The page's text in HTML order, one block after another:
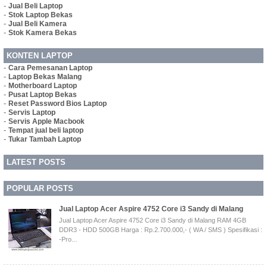
- Jual Beli Laptop
- Stok Laptop Bekas
- Jual Beli Kamera
- Stok Kamera Bekas
KONTEN LAPTOP
- Cara Pemesanan Laptop
- Laptop Bekas Malang
- Motherboard Laptop
- Pusat Laptop Bekas
- Reset Password Bios Laptop
- Servis Laptop
- Servis Apple Macbook
- Tempat jual beli laptop
- Tukar Tambah Laptop
LATEST POSTS
POPULAR POSTS
Jual Laptop Acer Aspire 4752 Core i3 Sandy di Malang
Jual Laptop Acer Aspire 4752 Core i3 Sandy di Malang RAM 4GB
DDR3 - HDD 500GB Harga : Rp.2.700.000,- ( WA / SMS ) Spesifikasi :
-Pro...